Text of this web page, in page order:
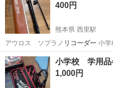
400円
熊本県 西里駅
アウロス ソプラノ リコーダー小学
あ…
熊本 熊本市 西里駅 管楽
小学校 学用品
1,000円